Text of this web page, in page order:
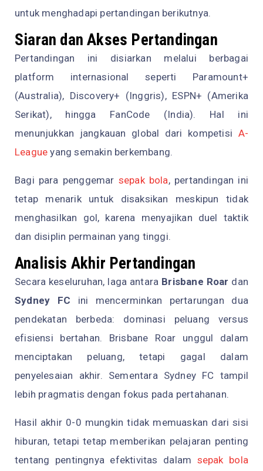
untuk menghadapi pertandingan berikutnya.
Siaran dan Akses Pertandingan
Pertandingan ini disiarkan melalui berbagai
platform internasional seperti Paramount+
(Australia), Discovery+ (Inggris), ESPN+ (Amerika
Serikat), hingga FanCode (India). Hal ini
menunjukkan jangkauan global dari kompetisi A-
League yang semakin berkembang.
Bagi para penggemar sepak bola, pertandingan ini
tetap menarik untuk disaksikan meskipun tidak
menghasilkan gol, karena menyajikan duel taktik
dan disiplin permainan yang tinggi.
Analisis Akhir Pertandingan
Secara keseluruhan, laga antara Brisbane Roar dan
Sydney FC ini mencerminkan pertarungan dua
pendekatan berbeda: dominasi peluang versus
efisiensi bertahan. Brisbane Roar unggul dalam
menciptakan peluang, tetapi gagal dalam
penyelesaian akhir. Sementara Sydney FC tampil
lebih pragmatis dengan fokus pada pertahanan.
Hasil akhir 0-0 mungkin tidak memuaskan dari sisi
hiburan, tetapi tetap memberikan pelajaran penting
tentang pentingnya efektivitas dalam sepak bola